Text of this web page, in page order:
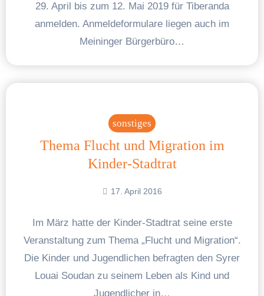
29. April bis zum 12. Mai 2019 für Tiberanda
anmelden. Anmeldeformulare liegen auch im
Meininger Bürgerbüro…
sonstiges
Thema Flucht und Migration im
Kinder-Stadtrat
17. April 2016
Im März hatte der Kinder-Stadtrat seine erste
Veranstaltung zum Thema „Flucht und Migration“.
Die Kinder und Jugendlichen befragten den Syrer
Louai Soudan zu seinem Leben als Kind und
Jugendlicher in…